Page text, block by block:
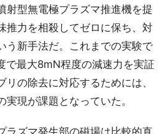
射型無電極プラズマ推進機を提
推力を相殺してゼロに保ち、対
う新手法だ。これまでの実験で
で最大8mN程度の減速力を実証
リの除去に対応するためには、
現が課題となっていた。
ラズマ発生部の磁場は比較的直